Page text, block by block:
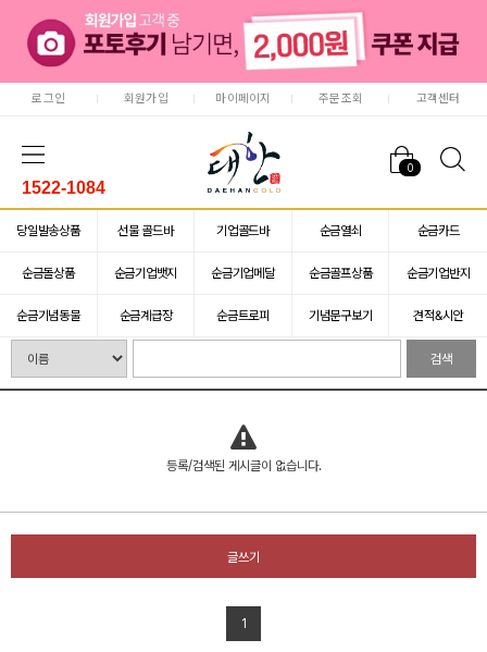
로그인 회원가입 마이페이지 주문조회 고객센터
0
1522-1084
당일발송상품 선물 골드바 기업골드바 순금열쇠 순금카드
순금돌상품 순금기업뱃지 순금기업메달 순금골프상품 순금기업반지
순금기념동물 순금계급장 순금트로피 기념문구보기 견적&시안
기념문구 예문보기 글쓰기
검색
등록/검색된 게시글이 없습니다.
글쓰기
1